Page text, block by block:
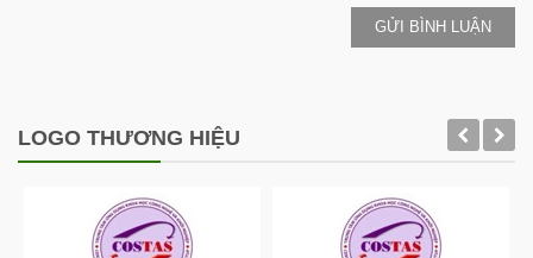
GỬI BÌNH LUẬN
LOGO THƯƠNG HIỆU